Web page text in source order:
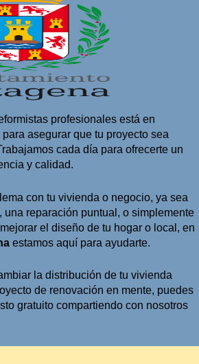
profesionales está en
asegurar que tu proyecto sea
cada día para ofrecerte un
y calidad.
con tu vivienda o negocio, ya sea
una reparación puntual, o simplemente
el diseño de tu hogar o local, en
estamos aquí para ayudarte.
la distribución de tu vivienda
de renovación en mente, puedes
gratuito compartiendo con nosotros